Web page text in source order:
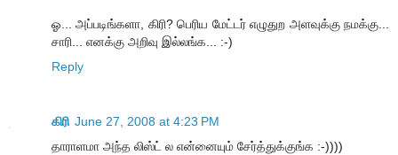
ஓ... அப்படிங்களா, கிரி? பெரிய மேட்டர் எழுதுற அளவுக்கு நமக்கு...
சாரி... எனக்கு அறிவு இல்லங்க... :-)
Reply
கிரி June 27, 2008 at 4:23 PM
தாராளமா அந்த லிஸ்ட் ல என்னையும் சேர்த்துக்குங்க :-))))